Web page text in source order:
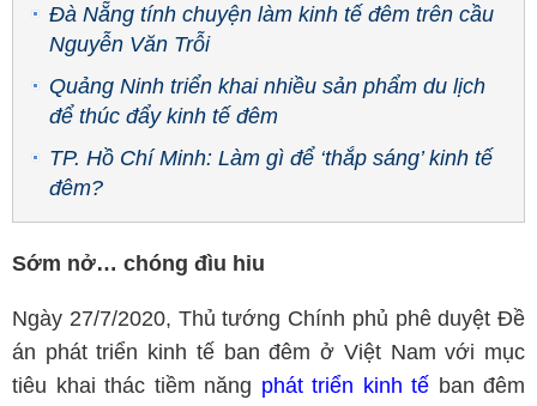
Đà Nẵng tính chuyện làm kinh tế đêm trên cầu
Nguyễn Văn Trỗi
Quảng Ninh triển khai nhiều sản phẩm du lịch
để thúc đẩy kinh tế đêm
TP. Hồ Chí Minh: Làm gì để ‘thắp sáng’ kinh tế
đêm?
Sớm nở… chóng đìu hiu
Ngày 27/7/2020, Thủ tướng Chính phủ phê duyệt Đề
án phát triển kinh tế ban đêm ở Việt Nam với mục
tiêu khai thác tiềm năng phát triển kinh tế ban đêm